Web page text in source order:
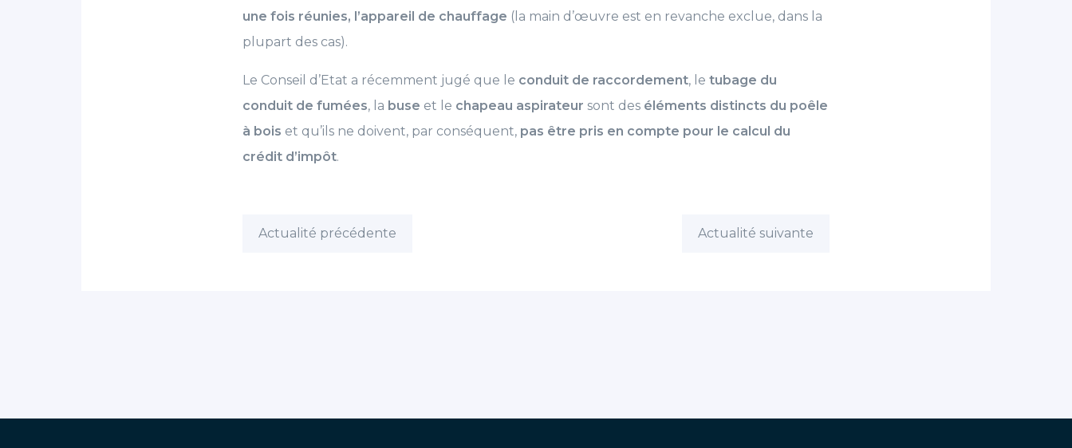
une fois réunies, l’appareil de chauffage (la main d’œuvre est en revanche exclue, dans la
plupart des cas).
Le Conseil d’Etat a récemment jugé que le conduit de raccordement, le tubage du
conduit de fumées, la buse et le chapeau aspirateur sont des éléments distincts du poêle
à bois et qu’ils ne doivent, par conséquent, pas être pris en compte pour le calcul du
crédit d’impôt.
Actualité précédente Actualité suivante